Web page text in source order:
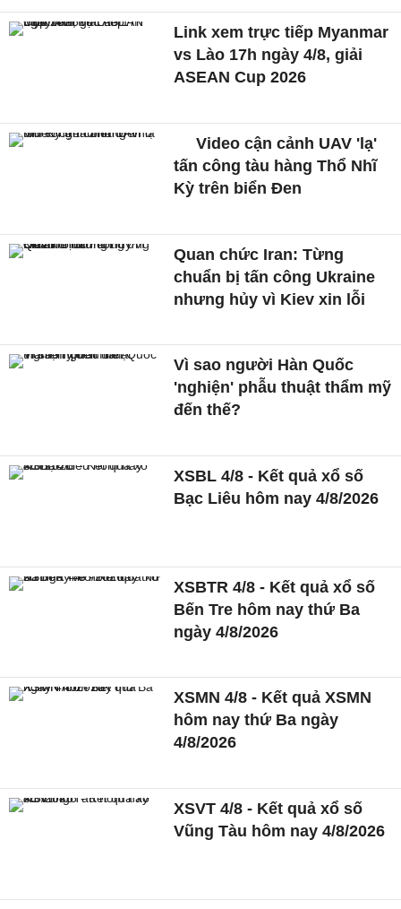
Link xem trực tiếp Myanmar
vs Lào 17h ngày 4/8, giải
ASEAN Cup 2026
Video cận cảnh UAV 'lạ'
tấn công tàu hàng Thổ Nhĩ
Kỳ trên biển Đen
Quan chức Iran: Từng
chuẩn bị tấn công Ukraine
nhưng hủy vì Kiev xin lỗi
Vì sao người Hàn Quốc
'nghiện' phẫu thuật thẩm mỹ
đến thế?
XSBL 4/8 - Kết quả xổ số
Bạc Liêu hôm nay 4/8/2026
XSBTR 4/8 - Kết quả xổ số
Bến Tre hôm nay thứ Ba
ngày 4/8/2026
XSMN 4/8 - Kết quả XSMN
hôm nay thứ Ba ngày
4/8/2026
XSVT 4/8 - Kết quả xổ số
Vũng Tàu hôm nay 4/8/2026